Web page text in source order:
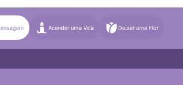
Acender uma Vela Deixar uma Flor
Média (€100)
Média (€100)
(€85) Média (€100)
Grande (€115)